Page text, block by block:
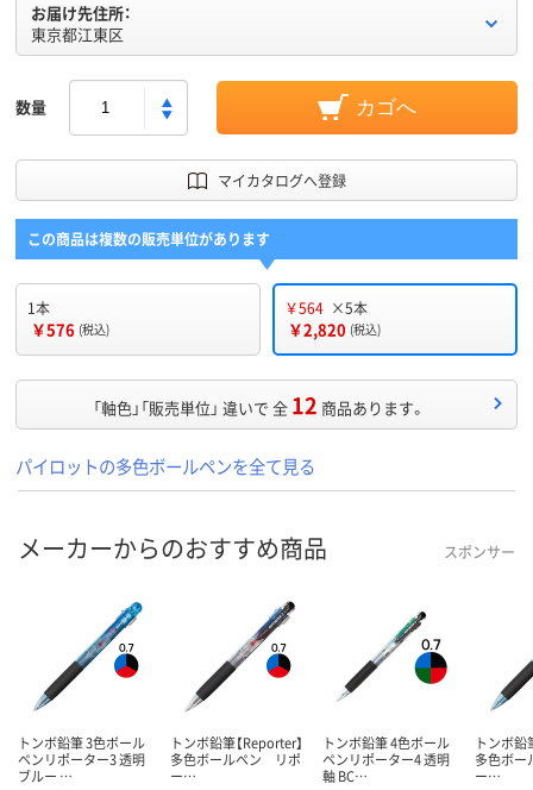
お届け先住所：
東京都江東区
数量 カゴへ
マイカタログへ登録
この商品は複数の販売単位があります
1本
￥576 (税込)
￥564 ×5本
￥2,820 (税込)
「軸色」「販売単位」 違いで 全 12 商品あります。
パイロットの多色ボールペンを全て見る
メーカーからのおすすめ商品 スポンサー
トンボ鉛筆 3色ボール
ペンリポーター3 透明
ブルー …
トンボ鉛筆【Reporter】
多色ボールペン リポ
ー…
トンボ鉛筆 4色ボール
ペンリポーター4 透明
軸 BC…
トンボ鉛
多色ボ
ー…